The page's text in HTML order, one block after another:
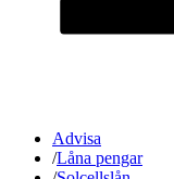
Advisa
/Låna pengar